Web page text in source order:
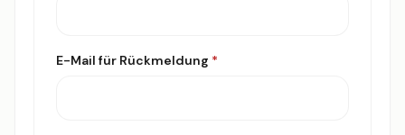
E-Mail für Rückmeldung *